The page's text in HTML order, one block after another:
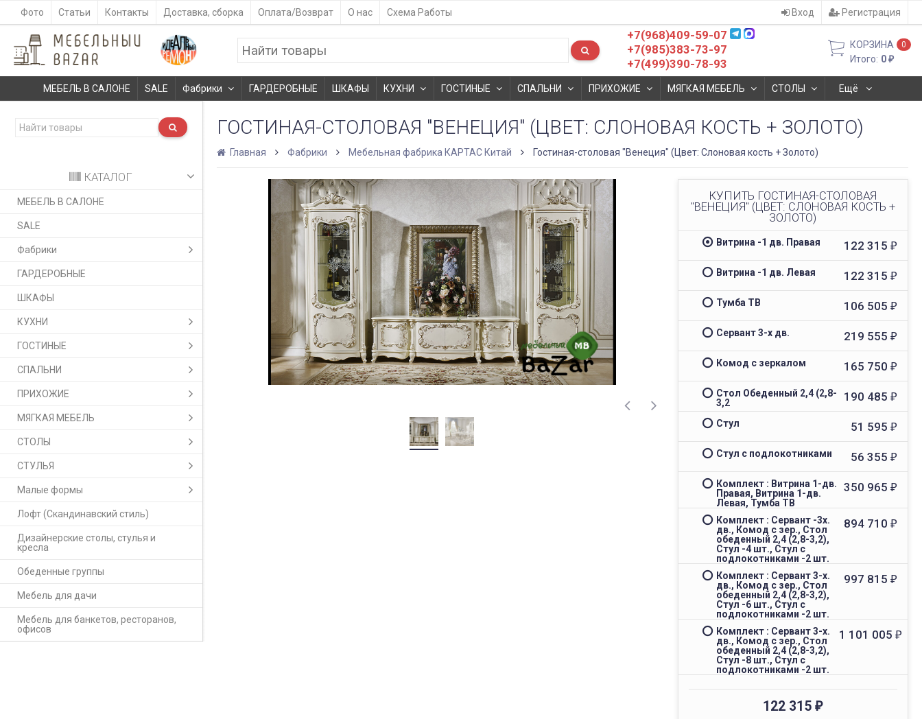
Фото Статьи Контакты Доставка, сборка Оплата/Возврат О нас Схема Работы Вход Регистрация
+7(968)409-59-07
+7(985)383-73-97
+7(499)390-78-93
КОРЗИНА 0
Итого: 0₽
МЕБЕЛЬ В САЛОНЕ SALE Фабрики ГАРДЕРОБНЫЕ ШКАФЫ КУХНИ ГОСТИНЫЕ СПАЛЬНИ ПРИХОЖИЕ МЯГКАЯ МЕБЕЛЬ СТОЛЫ Ещё
КАТАЛОГ
МЕБЕЛЬ В САЛОНЕ
SALE
Фабрики
ГАРДЕРОБНЫЕ
ШКАФЫ
КУХНИ
ГОСТИНЫЕ
СПАЛЬНИ
ПРИХОЖИЕ
МЯГКАЯ МЕБЕЛЬ
СТОЛЫ
СТУЛЬЯ
Малые формы
Лофт (Скандинавский стиль)
Дизайнерские столы, стулья и
кресла
Обеденные группы
Мебель для дачи
Мебель для банкетов, ресторанов,
офисов
ГОСТИНАЯ-СТОЛОВАЯ "ВЕНЕЦИЯ" (ЦВЕТ: СЛОНОВАЯ КОСТЬ + ЗОЛОТО)
Главная Фабрики Мебельная фабрика КАРТАС Китай Гостиная-столовая "Венеция" (Цвет: Слоновая кость + Золото)
КУПИТЬ ГОСТИНАЯ-СТОЛОВАЯ
"ВЕНЕЦИЯ" (ЦВЕТ: СЛОНОВАЯ КОСТЬ +
ЗОЛОТО)
Витрина -1 дв. Правая 122 315 ₽
Витрина -1 дв. Левая 122 315 ₽
Тумба ТВ 106 505 ₽
Сервант 3-х дв. 219 555 ₽
Комод с зеркалом 165 750 ₽
Стол Обеденный 2,4 (2,8-
3,2
190 485 ₽
Стул 51 595 ₽
Стул с подлокотниками 56 355 ₽
Комплект : Витрина 1-дв.
Правая, Витрина 1-дв.
Левая, Тумба ТВ
350 965 ₽
Комплект : Сервант -3х.
дв., Комод с зер., Стол
обеденный 2,4 (2,8-3,2),
Стул -4 шт., Стул с
подлокотниками -2 шт.
894 710 ₽
Комплект : Сервант 3-х.
дв., Комод с зер., Стол
обеденный 2,4 (2,8-3,2),
Стул -6 шт., Стул с
подлокотниками -2 шт.
997 815 ₽
Комплект : Сервант 3-х.
дв., Комод с зер., Стол
обеденный 2,4 (2,8-3,2),
Стул -8 шт., Стул с
подлокотниками -2 шт.
1 101 005 ₽
122 315₽